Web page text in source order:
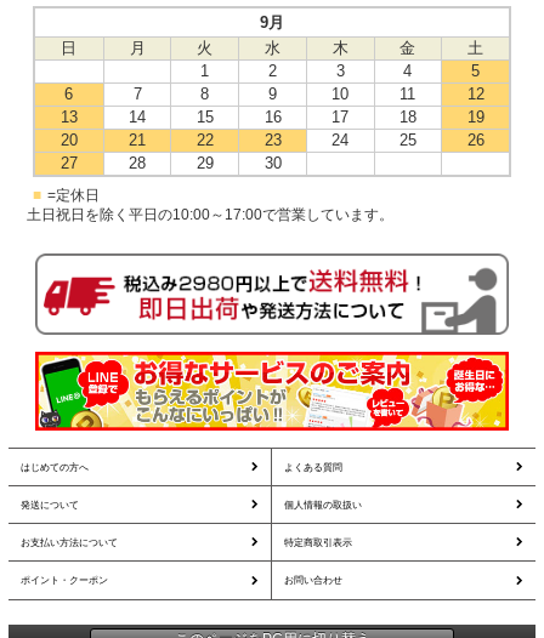
9月
日
月 火 水 木 金
土
1
2 3 4
5
6
7 8 9 10 11
12
13
14 15 16 17 18
19
20
21 22 23 24 25
26
27
28 29 30
■ =定休日
土日祝日を除く平日の10:00～17:00で営業しています。
はじめての方へ よくある質問
発送について 個人情報の取扱い
お支払い方法について 特定商取引表示
ポイント・クーポン お問い合わせ